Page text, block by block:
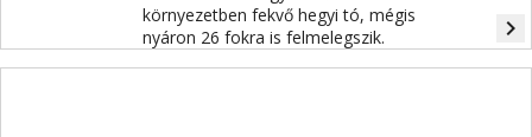
környezetben fekvő hegyi tó, mégis
nyáron 26 fokra is felmelegszik.
navigate_next